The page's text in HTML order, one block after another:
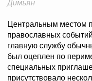
Димьян
Центральным местом
православных
главную службу
был оцеплен по
специальных
присутствовало